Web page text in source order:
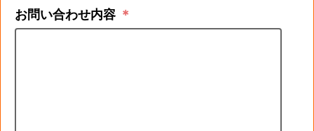
お問い合わせ内容 ＊